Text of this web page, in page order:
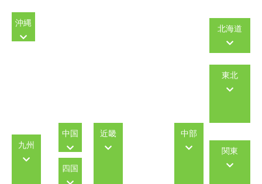
北海道
東北
関東
中部
近畿
中国
四国
九州
沖縄